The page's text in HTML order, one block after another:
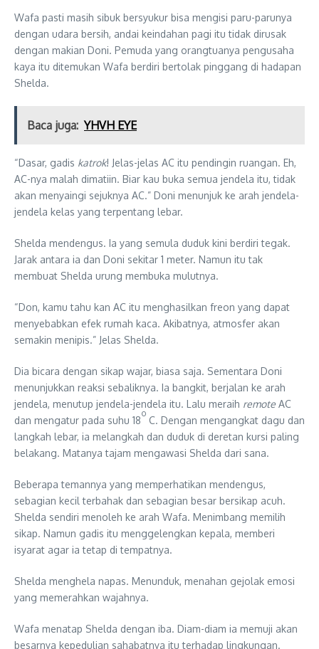
Wafa pasti masih sibuk bersyukur bisa mengisi paru-parunya
dengan udara bersih, andai keindahan pagi itu tidak dirusak
dengan makian Doni. Pemuda yang orangtuanya pengusaha
kaya itu ditemukan Wafa berdiri bertolak pinggang di hadapan
Shelda.
Baca juga: YHVH EYE
“Dasar, gadis katrok! Jelas-jelas AC itu pendingin ruangan. Eh,
AC-nya malah dimatiin. Biar kau buka semua jendela itu, tidak
akan menyaingi sejuknya AC.” Doni menunjuk ke arah jendela-
jendela kelas yang terpentang lebar.
Shelda mendengus. Ia yang semula duduk kini berdiri tegak.
Jarak antara ia dan Doni sekitar 1 meter. Namun itu tak
membuat Shelda urung membuka mulutnya.
“Don, kamu tahu kan AC itu menghasilkan freon yang dapat
menyebabkan efek rumah kaca. Akibatnya, atmosfer akan
semakin menipis.” Jelas Shelda.
Dia bicara dengan sikap wajar, biasa saja. Sementara Doni
menunjukkan reaksi sebaliknya. Ia bangkit, berjalan ke arah
jendela, menutup jendela-jendela itu. Lalu meraih remote AC
dan mengatur pada suhu 18
o
C. Dengan mengangkat dagu dan
langkah lebar, ia melangkah dan duduk di deretan kursi paling
belakang. Matanya tajam mengawasi Shelda dari sana.
Beberapa temannya yang memperhatikan mendengus,
sebagian kecil terbahak dan sebagian besar bersikap acuh.
Shelda sendiri menoleh ke arah Wafa. Menimbang memilih
sikap. Namun gadis itu menggelengkan kepala, memberi
isyarat agar ia tetap di tempatnya.
Shelda menghela napas. Menunduk, menahan gejolak emosi
yang memerahkan wajahnya.
Wafa menatap Shelda dengan iba. Diam-diam ia memuji akan
besarnya kepedulian sahabatnya itu terhadap lingkungan.